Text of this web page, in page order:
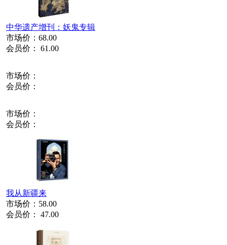
中华遗产增刊：妖鬼专辑
市场价： 68.00
会员价： 61.00
市场价：
会员价：
市场价：
会员价：
我从新疆来
市场价： 58.00
会员价： 47.00